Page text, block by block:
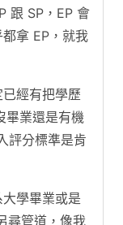
跟 SP，EP 會
拿 EP，就我
經有把學歷
畢業還是有機
評分標準是肯
學畢業或是
尋管道，像我